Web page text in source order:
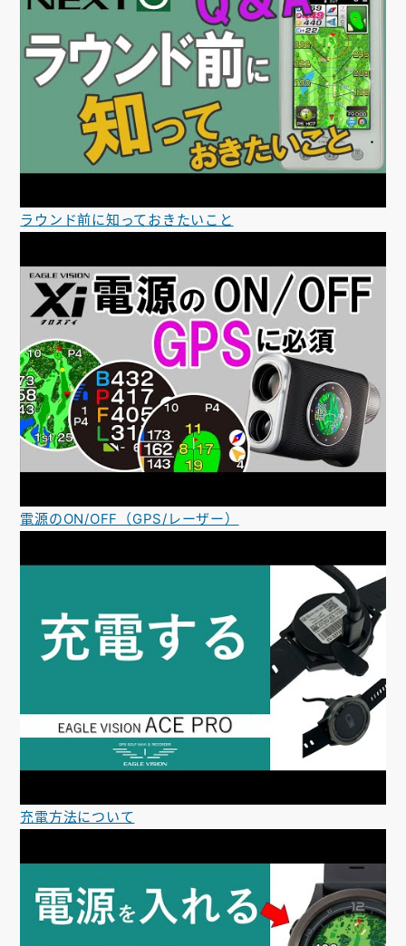
ラウンド前に知っておきたいこと
電源のON/OFF（GPS/レーザー）
充電方法について